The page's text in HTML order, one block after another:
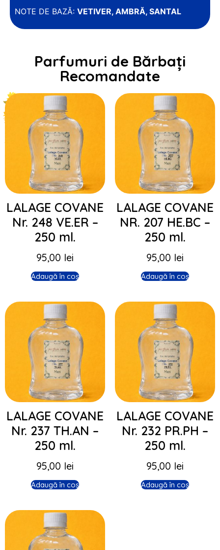
NOTE DE BAZĂ: VETIVER, AMBRĂ, SANTAL
Parfumuri de Bărbați
Recomandate
LALAGE COVANE
Nr. 248 VE.ER –
250 ml.
95,00 lei
Adaugă în coș
LALAGE COVANE
NR. 207 HE.BC –
250 ml.
95,00 lei
Adaugă în coș
LALAGE COVANE
Nr. 237 TH.AN –
250 ml.
95,00 lei
Adaugă în coș
LALAGE COVANE
Nr. 232 PR.PH –
250 ml.
95,00 lei
Adaugă în coș